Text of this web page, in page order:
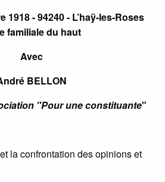
1918 - 94240 - L’haÿ-les-Roses
familiale du haut
Avec
BELLON
"Pour une constituante"
la confrontation des opinions et